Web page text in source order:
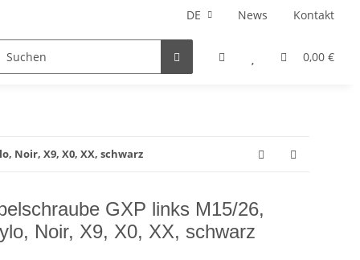
DE News Kontakt
0,00 €
E-Bike Teile Fatbike Teile Geschenkideen
Noir, X9, X0, XX, schwarz
GXP links M15/26,
Noir, X9, X0, XX, schwarz